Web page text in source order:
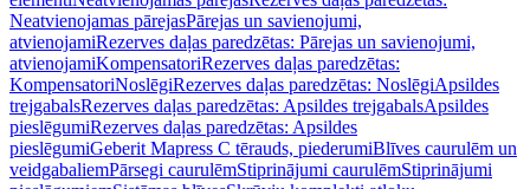
Neatvienojamas pārejasPārejas un savienojumi,
atvienojamiRezerves daļas paredzētas: Pārejas un savienojumi,
atvienojamiKompensatoriRezerves daļas paredzētas:
KompensatoriNoslēgiRezerves daļas paredzētas: NoslēgiApsildes
trejgabalsRezerves daļas paredzētas: Apsildes trejgabalsApsildes
pieslēgumiRezerves daļas paredzētas: Apsildes
pieslēgumiGeberit Mapress C tērauds, piederumiBlīves caurulēm un
veidgabaliemPārsegi caurulēmStiprinājumi caurulēmStiprinājumi